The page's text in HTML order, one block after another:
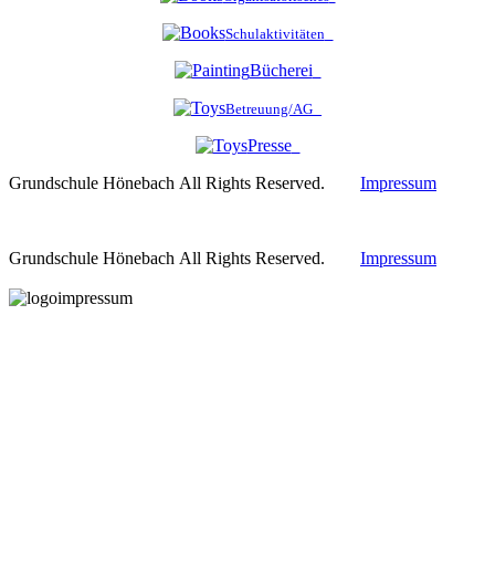
Schulaktivitäten
Bücherei
Betreuung/AG
Presse
Grundschule Hönebach All Rights Reserved. Impressum
Grundschule Hönebach All Rights Reserved. Impressum